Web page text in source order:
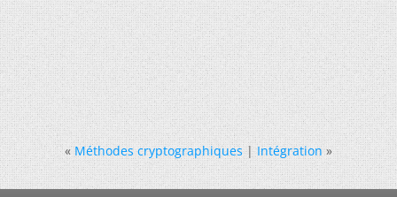
« Méthodes cryptographiques|Intégration »